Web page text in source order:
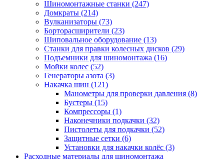
Шиномонтажные станки (247)
Домкраты (214)
Вулканизаторы (73)
Борторасширители (23)
Шиповальное оборудование (13)
Станки для правки колесных дисков (29)
Подъемники для шиномонтажа (16)
Мойки колес (52)
Генераторы азота (3)
Накачка шин (121)
Манометры для проверки давления (8)
Бустеры (15)
Компрессоры (1)
Наконечники подкачки (32)
Пистолеты для подкачки (52)
Защитные сетки (6)
Установки для накачки колёс (3)
Расходные материалы для шиномонтажа